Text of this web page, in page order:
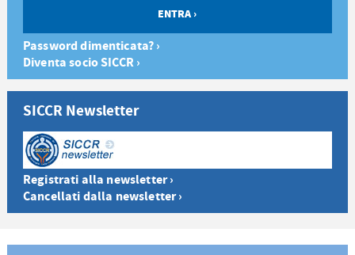
Password dimenticata? ›
Diventa socio SICCR ›
SICCR Newsletter
Registrati alla newsletter ›
Cancellati dalla newsletter ›